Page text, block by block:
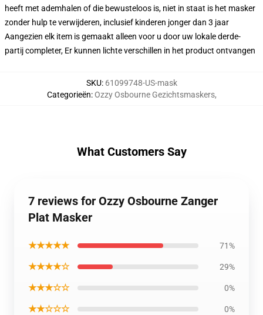
heeft met ademhalen of die bewusteloos is, niet in staat is het masker
zonder hulp te verwijderen, inclusief kinderen jonger dan 3 jaar
Aangezien elk item is gemaakt alleen voor u door uw lokale derde-
partij completer, Er kunnen lichte verschillen in het product ontvangen
SKU: 61099748-US-mask
Categorieën:Ozzy Osbourne Gezichtsmaskers,
What Customers Say
7 reviews for Ozzy Osbourne Zanger
Plat Masker
★★★★★ 71%
★★★★☆ 29%
★★★☆☆ 0%
★★☆☆☆ 0%